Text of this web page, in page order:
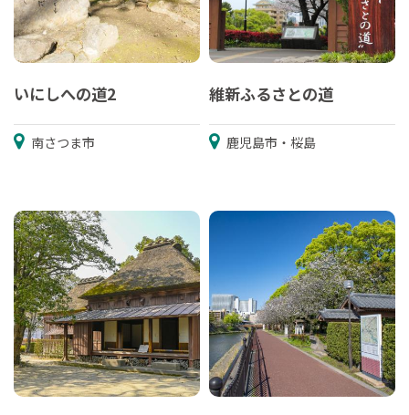
いにしへの道2
南さつま市
維新ふるさとの道
鹿児島市・桜島